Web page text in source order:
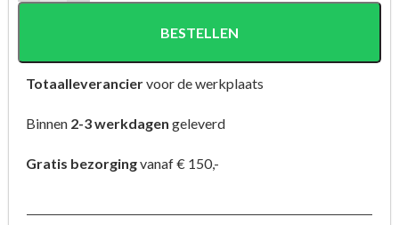
BESTELLEN
Totaalleveranciervoor de werkplaats
Binnen 2-3 werkdagen geleverd
Gratis bezorgingvanaf € 150,-